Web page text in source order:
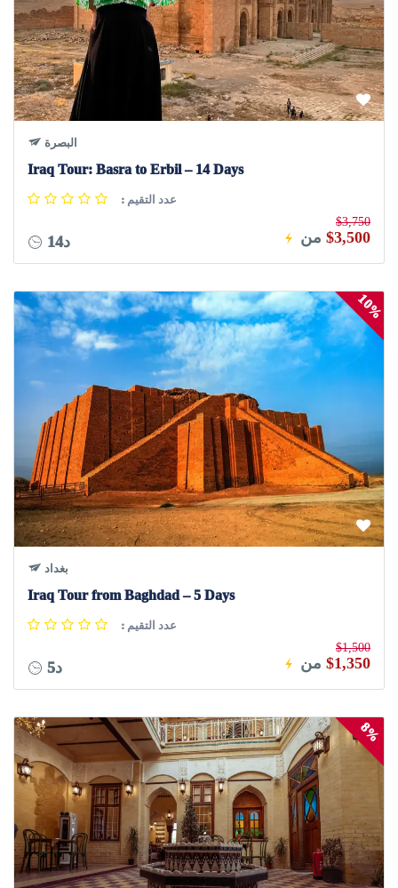
البصرة
Iraq Tour: Basra to Erbil – 14 Days
: عدد التقيم
14د من
$3,750
$3,500
10%
بغداد
Iraq Tour from Baghdad – 5 Days
: عدد التقيم
5د من
$1,500
$1,350
8%